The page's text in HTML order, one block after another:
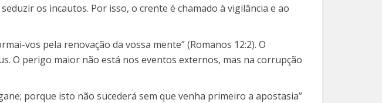
os incautos. Por isso, o crente é chamado à vigilância e ao
vos pela renovação da vossa mente” (Romanos 12:2). O
O perigo maior não está nos eventos externos, mas na corrupção
porque isto não sucederá sem que venha primeiro a apostasia”